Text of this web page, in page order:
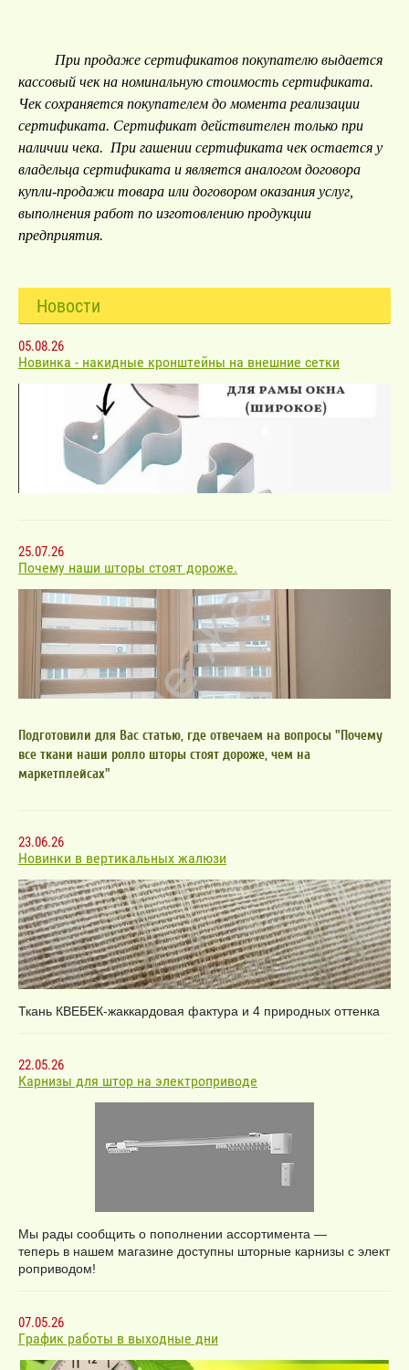
Новости
05.08.26
Новинка - накидные кронштейны на внешние сетки
25.07.26
Почему наши шторы стоят дороже.
Подготовили для Вас статью, где отвечаем на вопросы "Почему
все ткани наши ролло шторы стоят дороже, чем на
маркетплейсах"
23.06.26
Новинки в вертикальных жалюзи
Ткань КВЕБЕК-жаккардовая фактура и 4 природных оттенка
22.05.26
Карнизы для штор на электроприводе
Мы рады сообщить о пополнении ассортимента —
теперь в нашем магазине доступны шторные карнизы с элект
роприводом!
07.05.26
График работы в выходные дни
При продаже сертификатов покупателю выдается
кассовый чек на номинальную стоимость сертификата.
Чек сохраняется покупателем до момента реализации
сертификата. Сертификат действителен только при
наличии чека. При гашении сертификата чек остается у
владельца сертификата и является аналогом договора
купли-продажи товара или договором оказания услуг,
выполнения работ по изготовлению продукции
предприятия.